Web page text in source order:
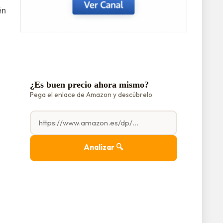
¿Es buen precio ahora mismo?
Pega el enlace de Amazon y descúbrelo
Analizar 🔍